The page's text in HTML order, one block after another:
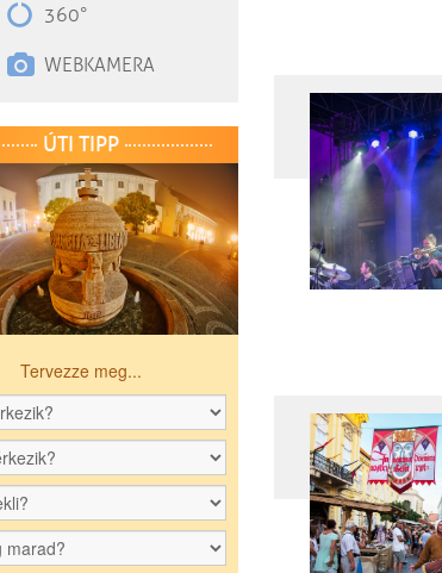
360°
WEBKAMERA
ÚTI TIPP
Tervezze meg...